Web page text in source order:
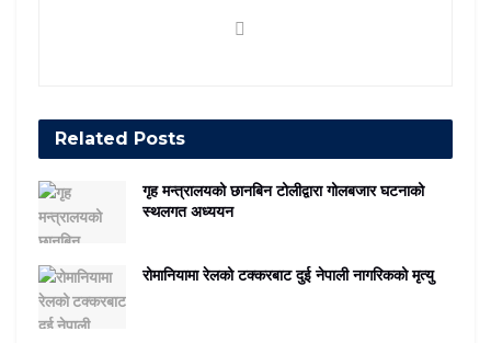
Related Posts
गृह मन्त्रालयको छानबिन टोलीद्वारा गोलबजार घटनाको
स्थलगत अध्ययन
रोमानियामा रेलको टक्करबाट दुई नेपाली नागरिकको मृत्यु